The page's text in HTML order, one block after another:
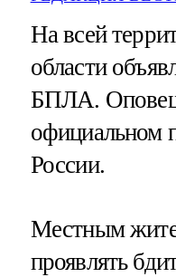
На всей
области
БПЛА.
России.
Местным
проявлять